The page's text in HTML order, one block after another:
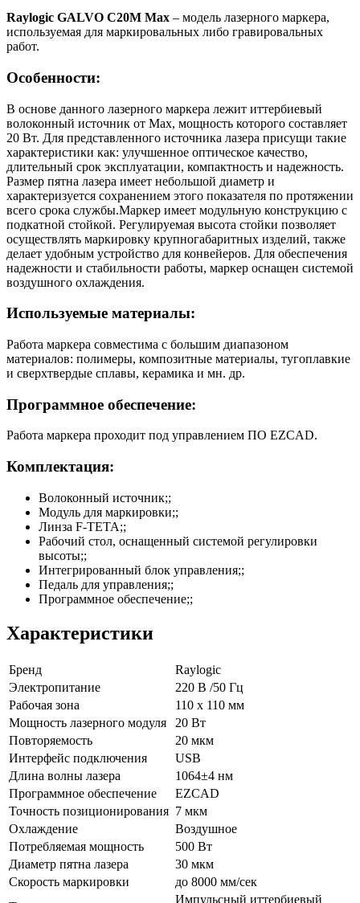
Raylogic GALVO С20M Max – модель лазерного маркера,
используемая для маркировальных либо гравировальных
работ.
Особенности:
В основе данного лазерного маркера лежит иттербиевый
волоконный источник от Max, мощность которого составляет
20 Вт. Для представленного источника лазера присущи такие
характеристики как: улучшенное оптическое качество,
длительный срок эксплуатации, компактность и надежность.
Размер пятна лазера имеет небольшой диаметр и
характеризуется сохранением этого показателя по протяжении
всего срока службы.Маркер имеет модульную конструкцию с
подкатной стойкой. Регулируемая высота стойки позволяет
осуществлять маркировку крупногабаритных изделий, также
делает удобным устройство для конвейеров. Для обеспечения
надежности и стабильности работы, маркер оснащен системой
воздушного охлаждения.
Используемые материалы:
Работа маркера совместима с большим диапазоном
материалов: полимеры, композитные материалы, тугоплавкие
и сверхтвердые сплавы, керамика и мн. др.
Программное обеспечение:
Работа маркера проходит под управлением ПО EZCAD.
Комплектация:
Волоконный источник;;
Модуль для маркировки;;
Линза F-ТЕТА;;
Рабочий стол, оснащенный системой регулировки
высоты;;
Интегрированный блок управления;;
Педаль для управления;;
Программное обеспечение;;
Характеристики
Бренд
Raylogic
Электропитание
220 В /50 Гц
Рабочая зона
110 x 110 мм
Мощность лазерного модуля
20 Вт
Повторяемость
20 мкм
Интерфейс подключения
USB
Длина волны лазера
1064±4 нм
Программное обеспечение
EZCAD
Точность позиционирования 7 мкм
Охлаждение
Воздушное
Потребляемая мощность
500 Вт
Диаметр пятна лазера
30 мкм
Скорость маркировки
до 8000 мм/сек
Импульсный иттербиевый